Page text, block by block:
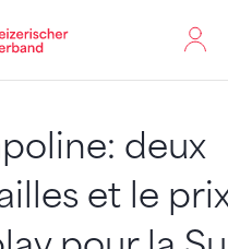
dieser Seite wird
deux
et le